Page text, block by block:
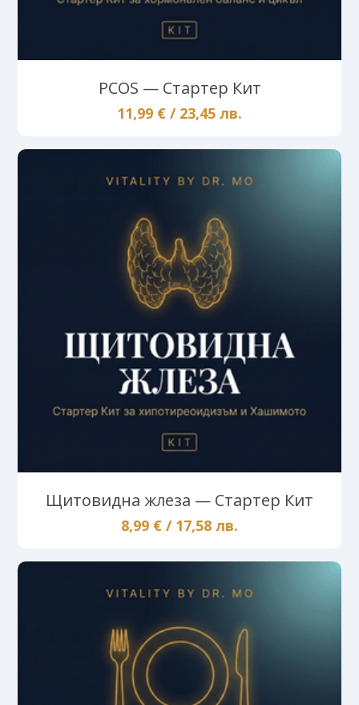
PCOS — Стартер Кит
11,99 € / 23,45 лв.
Щитовидна жлеза — Стартер Кит
8,99 € / 17,58 лв.